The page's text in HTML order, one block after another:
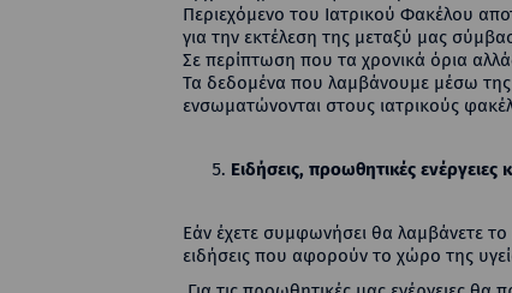
Περιεχόμενο του Ιατρικού Φακέλου
για την εκτέλεση της μεταξύ μας
Σε περίπτωση που τα χρονικά όρια
Τα δεδομένα που λαμβάνουμε μέσω της
ενσωματώνονται στους ιατρικούς
Ειδήσεις, προωθητικές
Εάν έχετε συμφωνήσει θα λαμβάνετε
ειδήσεις που αφορούν το χώρο της